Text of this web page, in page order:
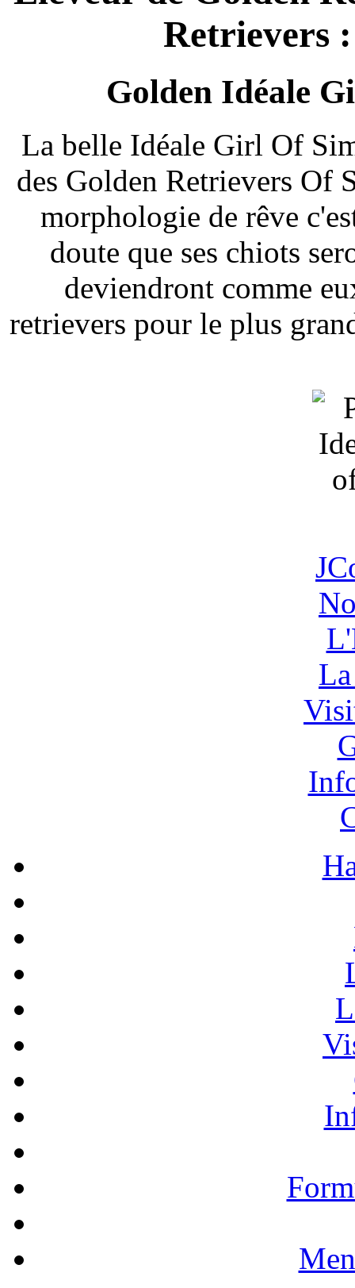
Retrievers
Golden Idéale
La belle Idéale Girl Of
des Golden Retrievers Of
morphologie de rêve
doute que ses chiots
deviendront comme
retrievers pour le plus